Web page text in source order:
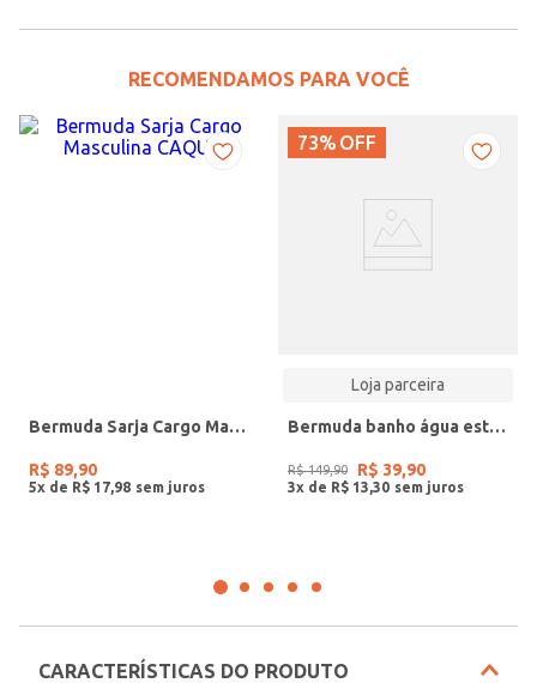
RECOMENDAMOS PARA VOCÊ
Bermuda Sarja Cargo Masculina CAQUI
R$ 89,90
5x de R$ 17 98
73% OFF
Loja parceira
Bermuda banho água estampa flores
R$ 149,90 R$ 39,90
3x de R$ 13 30
CARACTERÍSTICAS DO PRODUTO